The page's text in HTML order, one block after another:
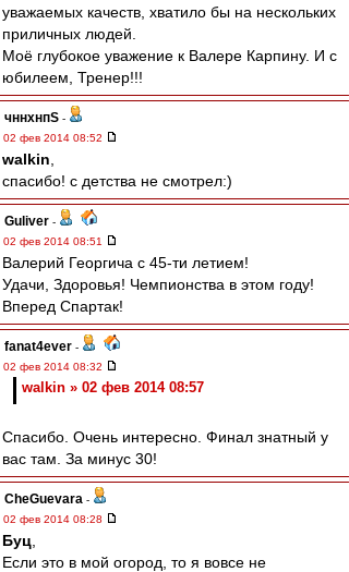
уважаемых качеств, хватило бы на нескольких
приличных людей.
Моё глубокое уважение к Валере Карпину. И с
юбилеем, Тренер!!!
чннхнпS -
02 фев 2014 08:52
walkin
спасибо! с детства не смотрел:)
Guliver -
02 фев 2014 08:51
Валерий Георгича с 45-ти летием!
Удачи, Здоровья! Чемпионства в этом году!
Вперед Спартак!
fanat4ever -
02 фев 2014 08:32
walkin » 02 фев 2014 08:57
Спасибо. Очень интересно. Финал знатный у
вас там. За минус 30!
CheGuevara -
02 фев 2014 08:28
Буц
Если это в мой огород, то я вовсе не